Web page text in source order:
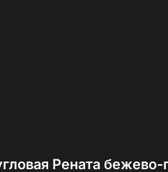
Рената бежево-